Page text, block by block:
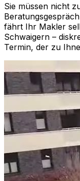
Sie müssen nicht
fährt Ihr Makler
Schwaigern –
Termin, der zu